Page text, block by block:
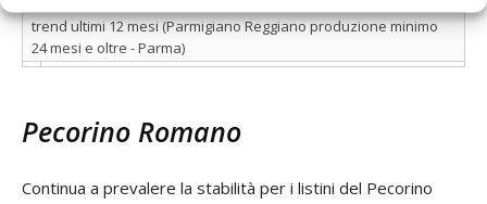
trend ultimi 12 mesi (Parmigiano Reggiano produzione minimo
24 mesi e oltre - Parma)
Pecorino Romano
Continua a prevalere la stabilità per i listini del Pecorino